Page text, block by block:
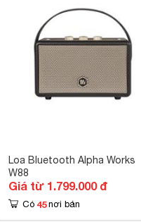
Loa Bluetooth Alpha Works
W88
Giá từ 1.799.000 đ
Có 45 nơi bán